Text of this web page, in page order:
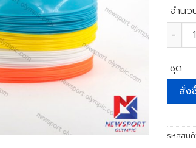
จำนว
จำน
ชุด
สั่ง
รหัสสินค้